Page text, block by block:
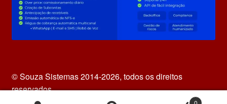
© Souza Sistemas 2014-2026, todos os direitos
reservados.